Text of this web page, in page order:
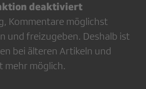
deaktiviert
Kommentare möglichst
und freizugeben. Deshalb ist
bei älteren Artikeln und
mehr möglich.